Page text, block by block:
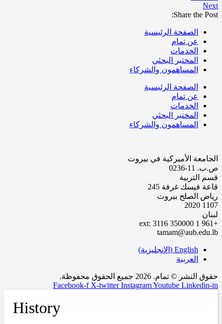
Next
Share the Post:
الصفحة الرئيسية
عن تمام
الخدمات
المختبر البحثي
المساهمون والشركاء
الصفحة الرئيسية
عن تمام
الخدمات
المختبر البحثي
المساهمون والشركاء
الجامعة الأميركية في بيروت
ص.ب. 11-0236
قسم التربية
قاعة فيسك غرفة 245
رياض الصلح بيروت
1107 2020
لبنان
+961 1 350000 ext: 3116
tamam@aub.edu.lb
English
( الإنجليزية)
العربية
حقوق النشر © تمام. 2026 جميع الحقوق محفوظة.
Facebook-f X-twitter InstagramYoutube Linkedin-in
History